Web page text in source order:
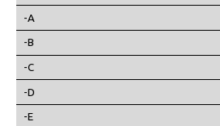
-A
-B
-C
-D
-E